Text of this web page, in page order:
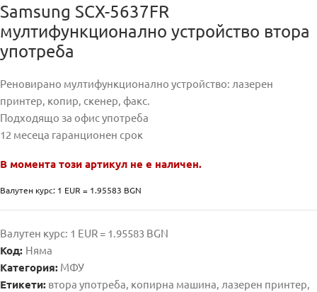
Samsung SCX-5637FR
мултифункционално устройство втора
употреба
Реновирано мултифункционално устройство: лазерен
принтер, копир, скенер, факс.
Подходящо за офис употреба
12 месеца гаранционен срок
В момента този артикул не е наличен.
Валутен курс: 1 EUR = 1.95583 BGN
Валутен курс: 1 EUR = 1.95583 BGN
Код: Няма
Категория: МФУ
Етикети: втора употреба, копирна машина, лазерен принтер,